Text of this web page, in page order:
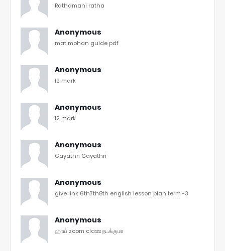
Rathamani ratha
Anonymous
mat mohan guide pdf
Anonymous
12 mark
Anonymous
12 mark
Anonymous
Gayathri Gayathri
Anonymous
give link 6th7th8th english lesson plan term -3
Anonymous
ஹாய் zoom class நடக்குமா